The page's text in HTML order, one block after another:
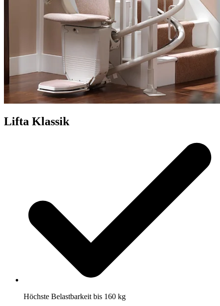
Lifta Klassik
Höchste Belastbarkeit bis 160 kg